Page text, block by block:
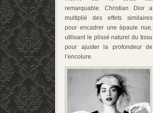
remarquable. Christian Dior a
multiplié des effets similaires
pour encadrer une épaule nue,
utilisant le plissé naturel du tissu
pour ajuster la profondeur de
l’encolure.